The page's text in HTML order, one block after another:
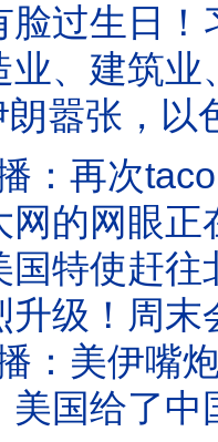
脸过生日
业、建筑
嚣张，以
沮丧，川普性格决定战争命运；新
网的网眼正
国特使赶往
级！周末会
打吗？请注意川普人在哪儿？水池子
给了中国一